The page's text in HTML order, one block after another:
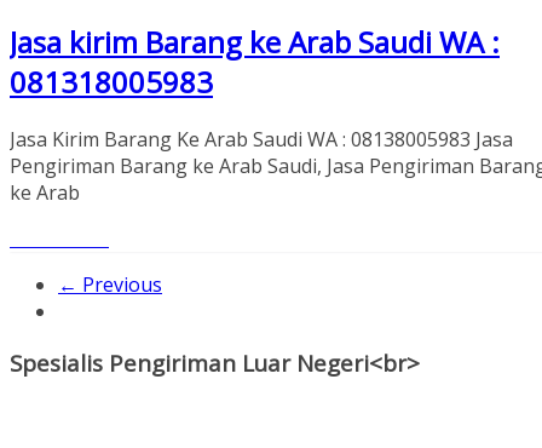
Jasa kirim Barang ke Arab Saudi WA :
081318005983
Jasa Kirim Barang Ke Arab Saudi WA : 08138005983 Jasa
Pengiriman Barang ke Arab Saudi, Jasa Pengiriman
ke Arab
← Previous
Spesialis Pengiriman Luar Negeri<br>